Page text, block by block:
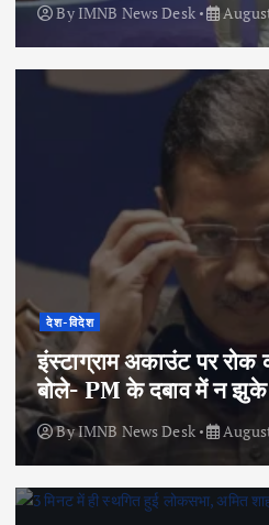
By IMNB News Desk
देश-विदेश
इंस्टाग्राम अकाउंट पर रोक
बोले- PM के दबाव में न
ByIMNB News Desk